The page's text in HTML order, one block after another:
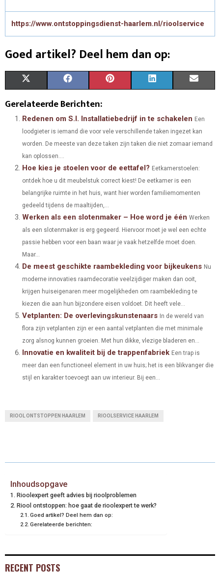
https://www.ontstoppingsdienst-haarlem.nl/rioolservice
Goed artikel? Deel hem dan op:
A
R
O
T
W
T
E
R
)
A
R
O
C
E
O
K
R
O
N
T
R
T
R
O
N
K
D
Gerelateerde Berichten:
Redenen om S.I. Installatiebedrijf in te schakelen Een
loodgieter is iemand die voor vele verschillende taken ingezet kan
worden. De meeste van deze taken zijn taken die niet zomaar iemand
kan oplossen....
Hoe kies je stoelen voor de eettafel? Eetkamerstoelen:
ontdek hoe u dit meubelstuk correct kiest! De eetkamer is een
belangrijke ruimte in het huis, want hier worden familiemomenten
gedeeld tijdens de maaltijden,...
Werken als een slotenmaker – Hoe word je één Werken
als een slotenmaker is erg gegeerd. Hiervoor moet je wel een echte
passie hebben voor een baan waar je vaak hetzelfde moet doen.
Maar...
De meest geschikte raambekleding voor bijkeukens Nu
moderne innovaties raamdecoratie veelzijdiger maken dan ooit,
krijgen huiseigenaren meer mogelijkheden om raambekleding te
kiezen die aan hun bijzondere eisen voldoet. Dit heeft vele...
Vetplanten: De overlevingskunstenaars In de wereld van
flora zijn vetplanten zijn er een aantal vetplanten die met minimale
zorg alsnog kunnen groeien. Met hun dikke, vlezige bladeren en...
Innovatie en kwaliteit bij de trappenfabriek Een trap is
meer dan een functioneel element in uw huis; het is een blikvanger die
stijl en karakter toevoegt aan uw interieur. Bij een...
RIOOL ONTSTOPPEN HAARLEM RIOOLSERVICE HAARLEM
Inhoudsopgave
Rioolexpert geeft advies bij rioolproblemen
Riool ontstoppen: hoe gaat de rioolexpert te werk?
Goed artikel? Deel hem dan op:
Gerelateerde berichten:
RECENT POSTS